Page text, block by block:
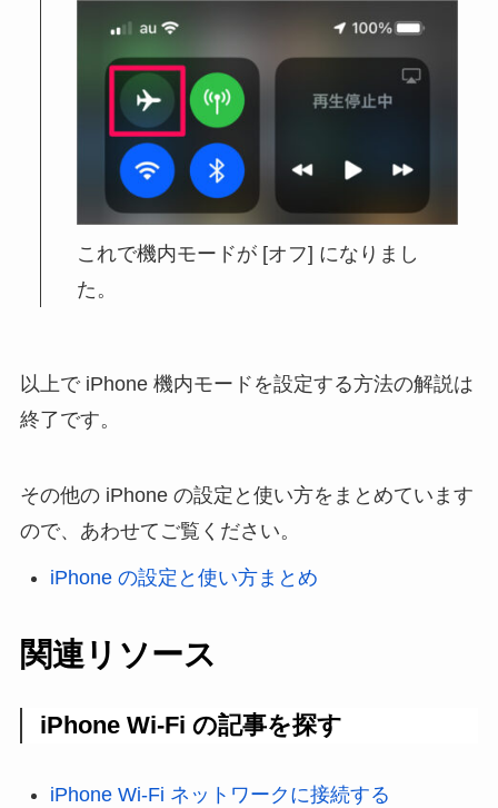
これで機内モードが [オフ] になりまし
た。
以上で iPhone 機内モードを設定する方法の解説は
終了です。
その他の iPhone の設定と使い方をまとめています
ので、あわせてご覧ください。
iPhone の設定と使い方まとめ
関連リソース
iPhone Wi-Fi の記事を探す
iPhone Wi-Fi ネットワークに接続する